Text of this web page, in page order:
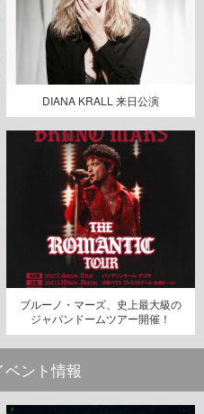
DIANA KRALL 来日公演
ブルーノ・マーズ、史上最大級の
ジャパンドームツアー開催！
ント情報